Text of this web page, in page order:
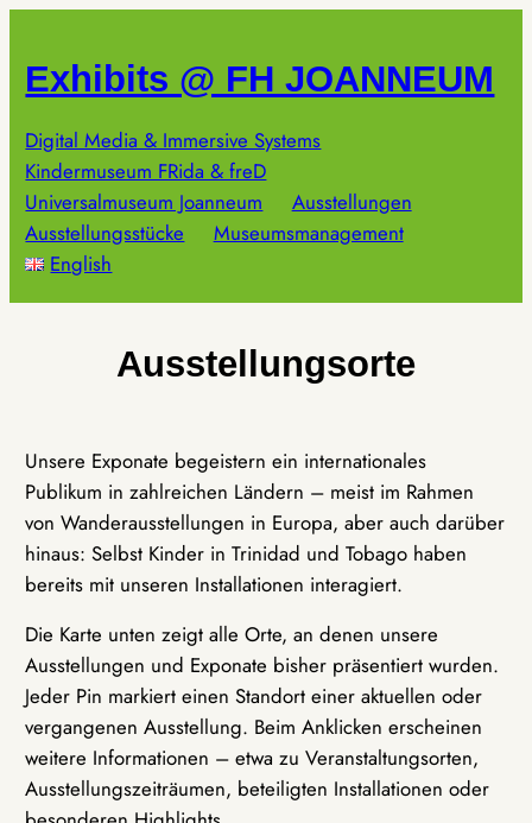
springen
Exhibits @ FH JOANNEUM
Digital Media & Immersive Systems
Kindermuseum FRida & freD
Universalmuseum Joanneum
Ausstellungen
Ausstellungsstücke
Museumsmanagement
English
Ausstellungsorte
Unsere Exponate begeistern ein internationales
Publikum in zahlreichen Ländern – meist im Rahmen
von Wanderausstellungen in Europa, aber auch darüber
hinaus: Selbst Kinder in Trinidad und Tobago haben
bereits mit unseren Installationen interagiert.
Die Karte unten zeigt alle Orte, an denen unsere
Ausstellungen und Exponate bisher präsentiert wurden.
Jeder Pin markiert einen Standort einer aktuellen oder
vergangenen Ausstellung. Beim Anklicken erscheinen
weitere Informationen – etwa zu Veranstaltungsorten,
Ausstellungszeiträumen, beteiligten Installationen oder